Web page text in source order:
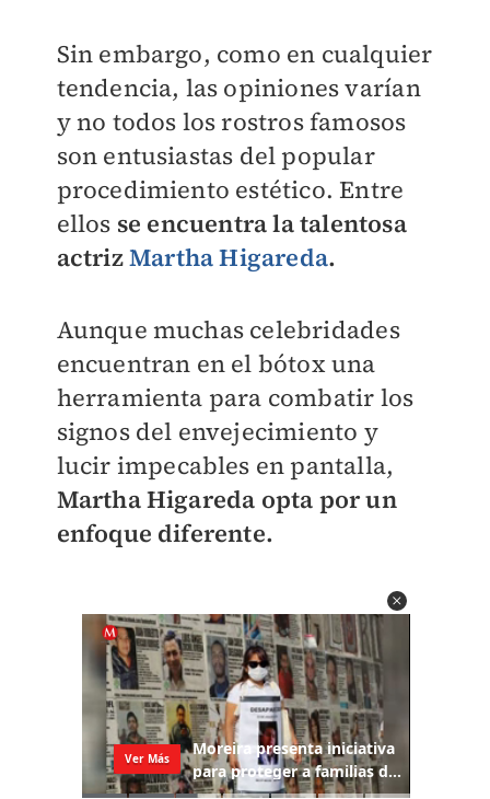
Sin embargo, como en cualquier
tendencia, las opiniones varían
y no todos los rostros famosos
son entusiastas del popular
procedimiento estético. Entre
ellos se encuentra la talentosa
actrizMartha Higareda.
Aunque muchas celebridades
encuentran en el bótox una
herramienta para combatir los
signos del envejecimiento y
lucir impecables en pantalla,
Martha Higareda opta por un
enfoque diferente.